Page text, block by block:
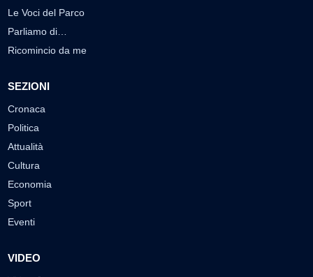
Le Voci del Parco
Parliamo di…
Ricomincio da me
SEZIONI
Cronaca
Politica
Attualità
Cultura
Economia
Sport
Eventi
VIDEO